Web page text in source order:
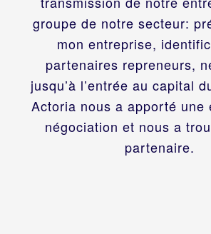
groupe de notre secteur:
mon entreprise,
partenaires repreneurs,
jusqu’à l’entrée au capital
Actoria nous a apporté une
négociation et nous a
partenaire.